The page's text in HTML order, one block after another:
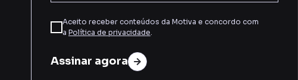
Aceito receber conteúdos da Motiva e concordo com
a Política de privacidade
Assinar agora